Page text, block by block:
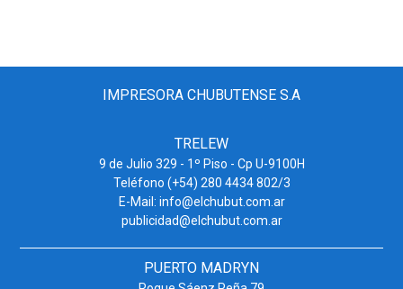
IMPRESORA CHUBUTENSE S.A
TRELEW
9 de Julio 329 - 1º Piso - Cp U-9100H
Teléfono (+54) 280 4434 802/3
E-Mail: info@elchubut.com.ar
publicidad@elchubut.com.ar
PUERTO MADRYN